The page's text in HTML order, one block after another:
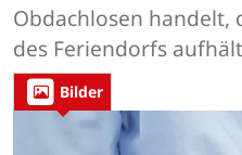
Obdachlosen handelt,
des Feriendorfs
Bilder